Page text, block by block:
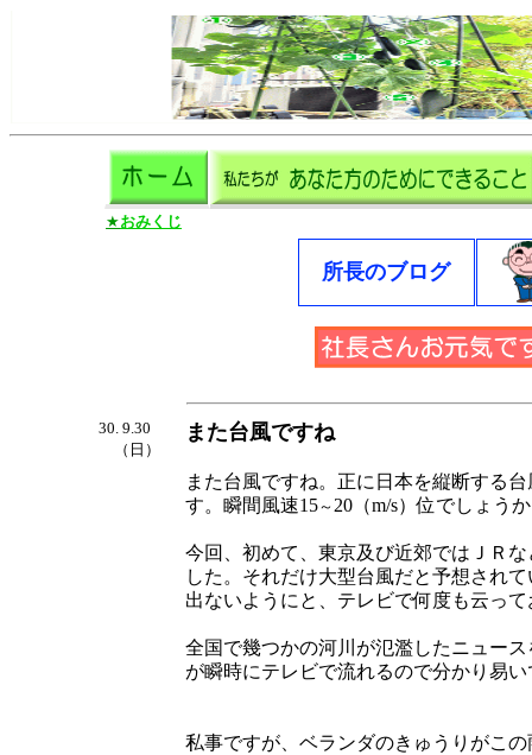
★おみくじ
所長のブログ
30. 9.30
（日）
また台風ですね
また台風ですね。正に 日本を縦断する
す。瞬間風速15～20（m/s）位でしょう
今回、初めて、東京及び近郊ではＪＲ
した。それだけ大型台風だと予想され
出ないようにと、テレビで何度も云っ
全国で幾つかの河川が氾濫したニュー
が瞬時にテレビで流れるので分かり易
私事ですが、ベランダのきゅうりがこ